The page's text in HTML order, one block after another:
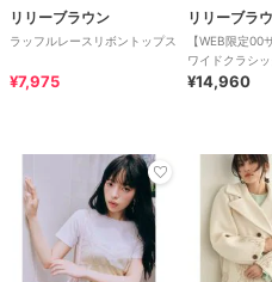
リリーブラウン
ラッフルレースリボントップス
¥7,975
リリーブラ
【WEB限定00
ワイドクラシ
¥14,960